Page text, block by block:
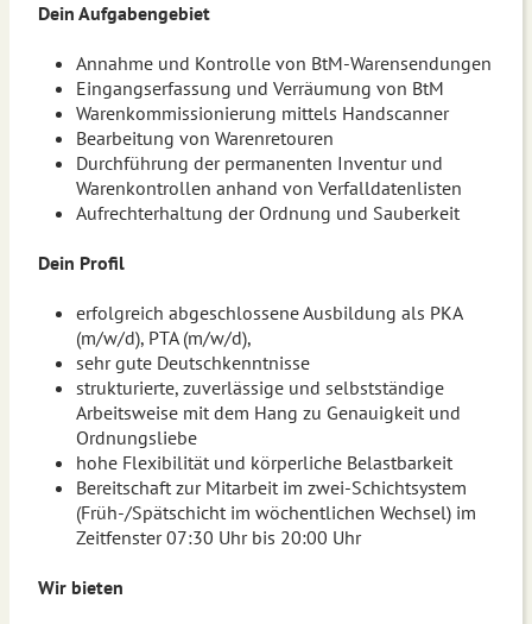
Dein Aufgabengebiet
Annahme und Kontrolle von BtM-Warensendungen
Eingangserfassung und Verräumung von BtM
Warenkommissionierung mittels Handscanner
Bearbeitung von Warenretouren
Durchführung der permanenten Inventur und
Warenkontrollen anhand von Verfalldatenlisten
Aufrechterhaltung der Ordnung und Sauberkeit
Dein Profil
erfolgreich abgeschlossene Ausbildung als PKA
(m/w/d), PTA (m/w/d),
sehr gute Deutschkenntnisse
strukturierte, zuverlässige und selbstständige
Arbeitsweise mit dem Hang zu Genauigkeit und
Ordnungsliebe
hohe Flexibilität und körperliche Belastbarkeit
Bereitschaft zur Mitarbeit im zwei-Schichtsystem
(Früh-/Spätschicht im wöchentlichen Wechsel) im
Zeitfenster 07:30 Uhr bis 20:00 Uhr
Wir bieten